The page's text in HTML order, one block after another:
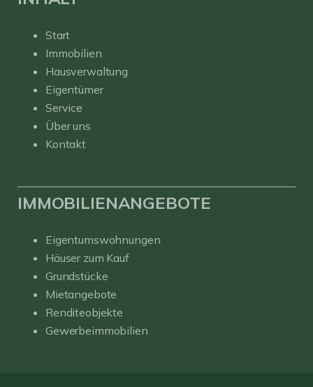
Start
Immobilien
Hausverwaltung
Eigentümer
Service
Über uns
Kontakt
IMMOBILIENANGEBOTE
Eigentumswohnungen
Häuser zum Kauf
Grundstücke
Mietangebote
Renditeobjekte
Gewerbeimmobilien